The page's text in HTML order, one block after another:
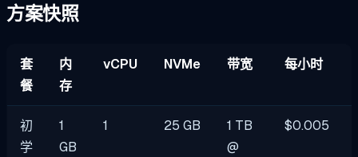
方案快照
套
餐
内
存
vCPU NVMe 带宽 每小时
初
学
1
GB
1 25 GB
1 TB
@
$0.005